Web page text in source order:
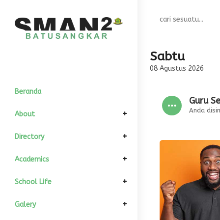
Beranda
About
Elemen Pimpinan
Komite Sekolah
Kepala Sekolah
Wakil Kurikulum
Informasi Umum
Sejarah
Visi dan Misi
Struktur Organisasi
Kondisi Siswa
Directory
GTK
All Siswa
Download
Academics
Kalender Akademik
Departement
School Life
Fasilitas
Galery
Sabtu
08 Agustus 2026
Guru
Anda